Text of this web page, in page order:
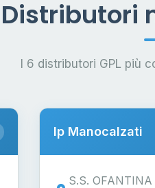
Distributori
I 6 distributori GPL più
Ip Manocalzati
S.S.